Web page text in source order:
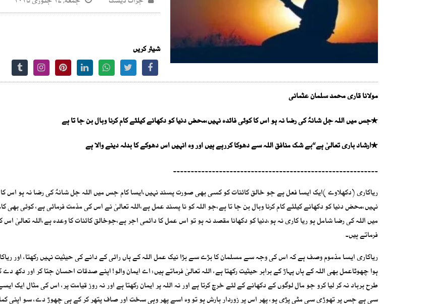
شیئر کریں
مولانا قاری محمد سلمان عثمانی
٭جس میں اللہ جل شانہُ کی رضا نہ ہو اس کا کوئی فائدہ نہیں،محض دنیا کو دکھانے کیلئے کام کرنا وبال بن جا تا ہے
٭ارشاد باری تعالیٰ ہے ‘‘بے شک منافق اللہ سے دھوکا کررہے ہیں اور وہ انہیں اس دھوکے کا بدلہ دینے والا ہے
۔۔۔۔۔۔۔۔۔۔۔۔۔۔۔۔۔۔۔۔۔۔۔۔۔۔۔۔۔۔۔۔۔۔۔۔۔۔۔۔۔۔۔۔۔۔۔۔۔۔۔۔۔۔۔۔۔۔
ریاکاری (دکھلاوے )ایک ایسا فعل ہے جو خالق کائنات کو کسی بھی صورت پسند نہیں،ایسا کام جس میں اللہ جل شانہُ کی رضا نہ ہو اس کا
نہیں،محض دنیا کو دکھانے کیلئے کام کرنا وبال بن جا تا ہے،جو اللہ کو نا پسند عمل ہے،اللہ تعالیٰ نے اس کی مذمت فرمائی ہے، کوئی بھی
میں اللہ کی رضا شامل ہو ریا کاری نہ ہو،دنیا کو دکھانا مقصد نہ ہو تو اس عمل کا دائمی اجر ہے،جوخالق کائنات کا وعدہ ہے،اللہ تعالیٰ
فرماتے ہیں۔
ریاکاری ایسا مذموم وصف ہے کہ اس کی وجہ سے مسلمان کا بڑے سے بڑا نیک عمل اللہ کے ہاں رائی کے دانے کی حیثیت نہیں رکھتا، اور
ہوا چھوٹاعمل بھی اللہ کے ہاں پہاڑ کے برابر حیثیت رکھتا ہے، اللہ تعالیٰ فرماتے ہیں: اے ایمان والو! اپنے صدقات احسان جتا کر اور
طرح برباد نہ کر لیا کرو جو مال لوگوں کے دکھانے کے لئے خرچ کرتا ہے اور نہ اللہ پر ایمان رکھتا ہے اور نہ روز قیامت پر، اس کی مثال ایک